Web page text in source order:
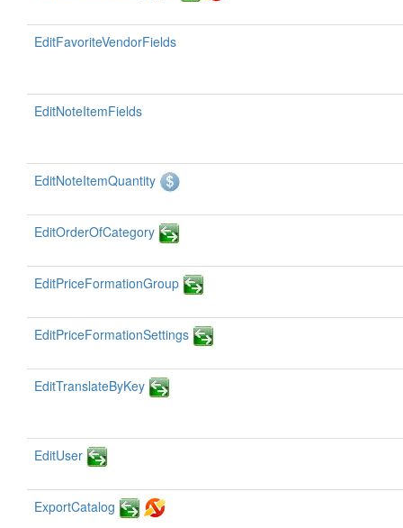
EditFavoriteVendorFields
EditNoteItemFields
EditNoteItemQuantity
EditOrderOfCategory
EditPriceFormationGroup
EditPriceFormationSettings
EditTranslateByKey
EditUser
ExportCatalog